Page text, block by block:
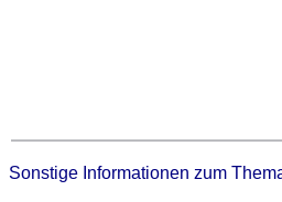
Sonstige Informationen zum